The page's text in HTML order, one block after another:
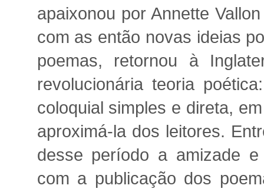
apaixonou por Annette
com as então novas ideias
poemas, retornou à
revolucionária teoria
coloquial simples e direta,
aproximá-la dos leitores.
desse período a amizade
com a publicação dos